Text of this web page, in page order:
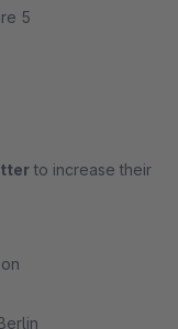
5
to increase their